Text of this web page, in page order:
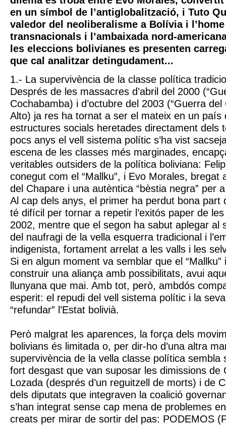
en un símbol de l’antiglobalització, i Tuto
valedor del neoliberalisme a Bolívia i
transnacionals i l’ambaixada nord-
les eleccions bolivianes es presenten
que cal analitzar detingudament...
1.- La supervivència de la classe política
Després de les massacres d’abril del 2000
Cochabamba) i d’octubre del 2003 (“Guerra
Alto) ja res ha tornat a ser el mateix en un país
estructures socials heretades directament dels
pocs anys el vell sistema polític s’ha vist
escena de les classes més marginades,
veritables outsiders de la política boliviana:
conegut com el “Mallku”, i Evo Morales, bregat
del Chapare i una autèntica “bèstia negra” per
Al cap dels anys, el primer ha perdut bona part
té difícil per tornar a repetir l’exitós paper de les
2002, mentre que el segon ha sabut aplegar al
del naufragi de la vella esquerra tradicional i
indigenista, fortament arrelat a les valls i les
Si en algun moment va semblar que el
construir una aliança amb possibilitats, avui
llunyana que mai. Amb tot, però, ambdós
esperit: el repudi del vell sistema polític i la
“refundar” l’Estat bolivià.
Però malgrat les aparences, la força dels
bolivians és limitada o, per dir-ho d’una altra
supervivència de la vella classe política sembla
fort desgast que van suposar les dimissions de
Lozada (després d’un reguitzell de morts) i de
dels diputats que integraven la coalició
s’han integrat sense cap mena de problemes
creats per mirar de sortir del pas: PODEMOS